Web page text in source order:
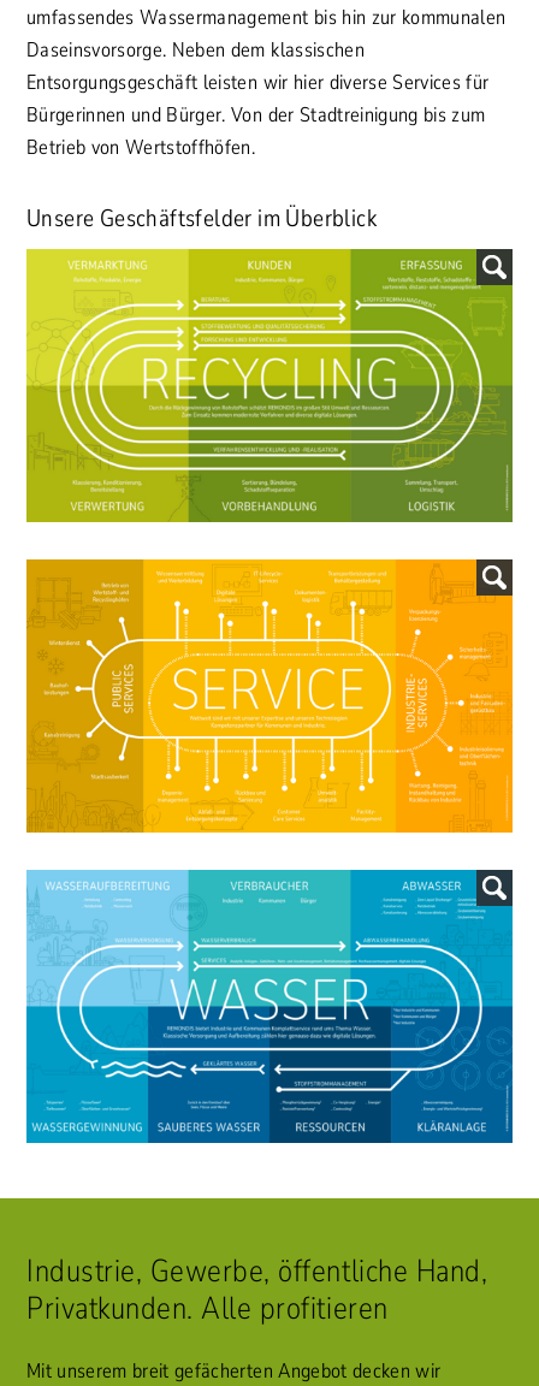
umfassendes Wassermanagement bis hin zur kommunalen
Daseinsvorsorge. Neben dem klassischen
Entsorgungsgeschäft leisten wir hier diverse Services für
Bürgerinnen und Bürger. Von der Stadtreinigung bis zum
Betrieb von Wertstoffhöfen.
Unsere Geschäftsfelder im Überblick
Industrie, Gewerbe, öffentliche Hand,
Privatkunden. Alle profitieren
Mit unserem breit gefächerten Angebot decken wir